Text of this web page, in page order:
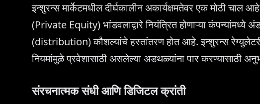
इन्शुरन्स मार्केटमधील दीर्घकालीन अकार्यक्षमतेवर एक मोठी चाल
(Private Equity) भांडवलाद्वारे नियंत्रित होणाऱ्या
(distribution) कौशल्यांचे हस्तांतरण होत आहे. इन्शुरन्स
नियमांमुळे प्रवेशासाठी असलेल्या अडथळ्यांना पार करण्यासाठी
संरचनात्मक संधी आणि डिजिटल क्रांती